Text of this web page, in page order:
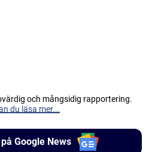
och mångsidig rapportering.
du läsa mer...
Google News